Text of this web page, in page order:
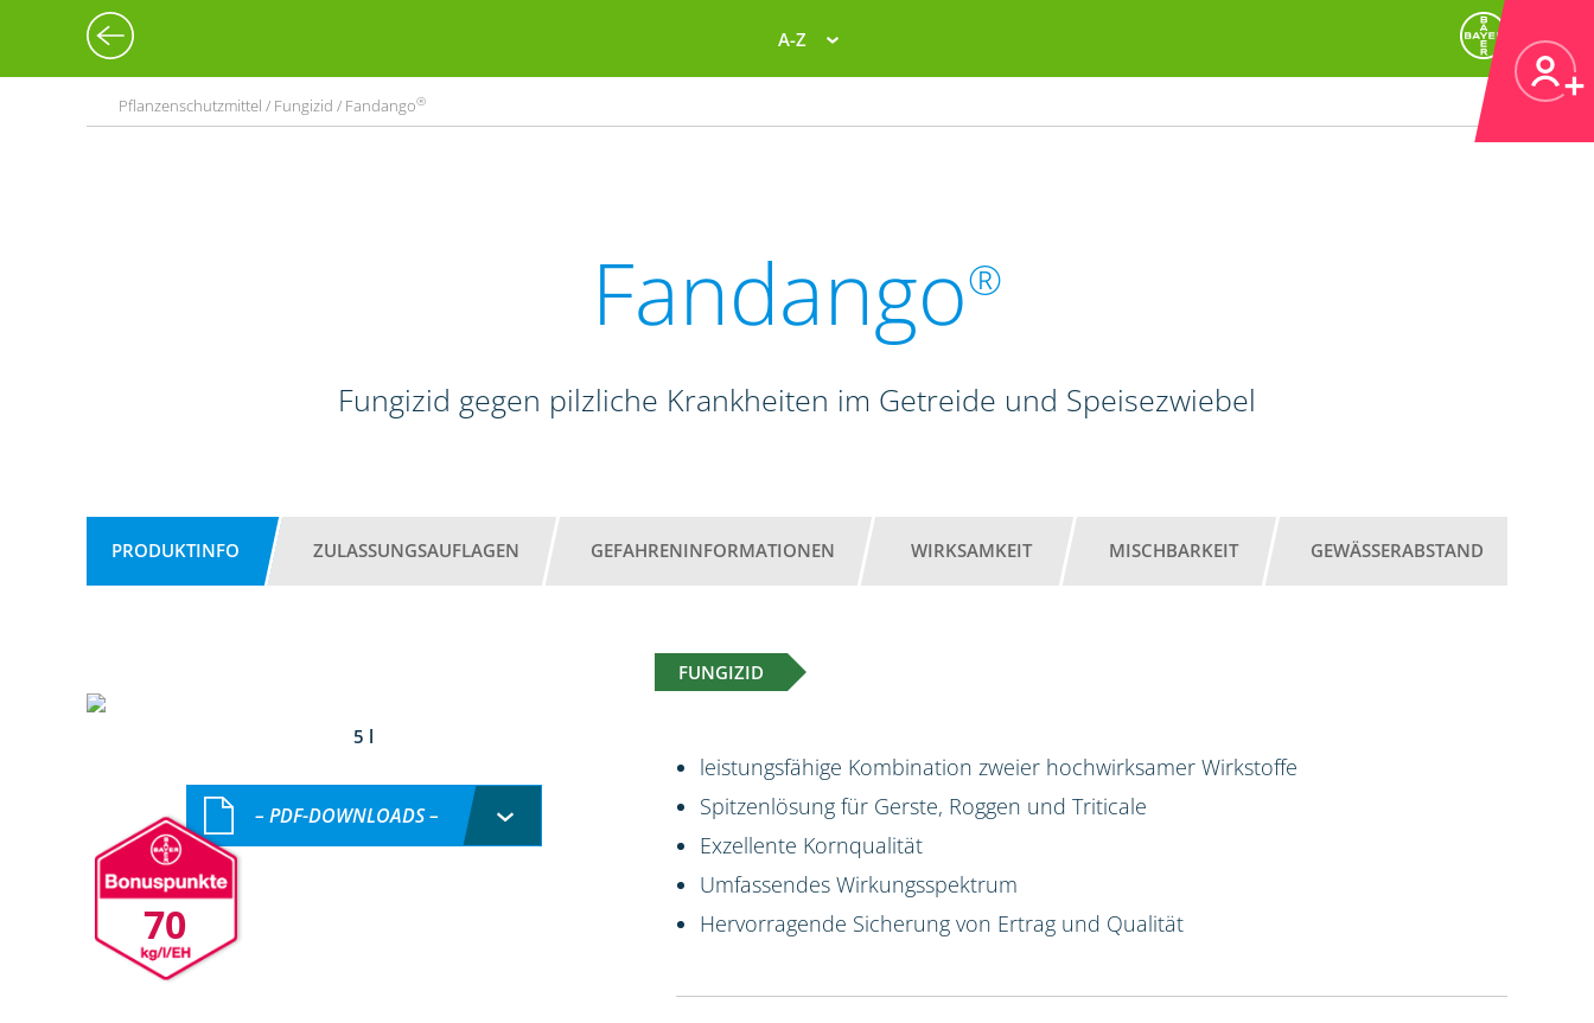
A-Z
Pflanzenschutzmittel / Fungizid / Fandango®
Fandango®
Fungizid gegen pilzliche Krankheiten im Getreide und Speisezwiebel
PRODUKTINFO ZULASSUNGSAUFLAGEN GEFAHRENINFORMATIONEN WIRKSAMKEIT MISCHBARKEIT GEWÄSSERABSTAND
FUNGIZID
5 l
70
– PDF-DOWNLOADS –
leistungsfähige Kombination zweier hochwirksamer Wirkstoffe
Spitzenlösung für Gerste, Roggen und Triticale
Exzellente Kornqualität
Umfassendes Wirkungsspektrum
Hervorragende Sicherung von Ertrag und Qualität